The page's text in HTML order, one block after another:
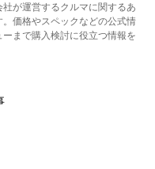
が運営するクルマに関するあ
価格やスペックなどの公式情
まで購入検討に役立つ情報を